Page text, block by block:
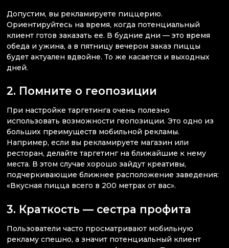
Допустим, вы рекламируете пиццерию.
Ориентируйтесь на время, когда потенциальный
клиент готов заказать ее. В будние дни — это время
обеда и ужина, а в пятницу вечером заказ пиццы
будет актуален вдвойне. То же касается и выходных
дней.
2. Помните о геопозиции
При настройке таргетинга очень полезно
использовать возможности геопозиции. Это одно из
больших преимуществ мобильной рекламы.
Например, если вы рекламируете магазин или
ресторан, делайте таргетинг на ближайшие к нему
места. В этом случае хорошо зайдут креативы,
подчеркивающие ближнее расположение заведения:
«Вкусная пицца всего в 200 метрах от вас».
3. Краткость — сестра профита
Пользователи часто просматривают мобильную
рекламу спешно, а значит потенциальный клиент